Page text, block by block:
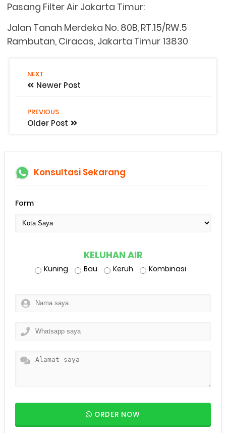
Pasang Filter Air Jakarta Timur:
Jalan Tanah Merdeka No. 80B, RT.15/RW.5
Rambutan, Ciracas, Jakarta Timur 13830
NEXT
Newer Post
PREVIOUS
Older Post
Konsultasi Sekarang
Form
KELUHAN AIR
Kuning Bau Keruh Kombinasi
ORDER NOW